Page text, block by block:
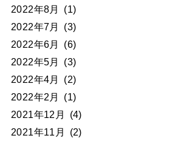
2022年8月
(1)
2022年7月
(3)
2022年6月
(6)
2022年5月
(3)
2022年4月
(2)
2022年2月
(1)
2021年12月
(4)
2021年11月
(2)